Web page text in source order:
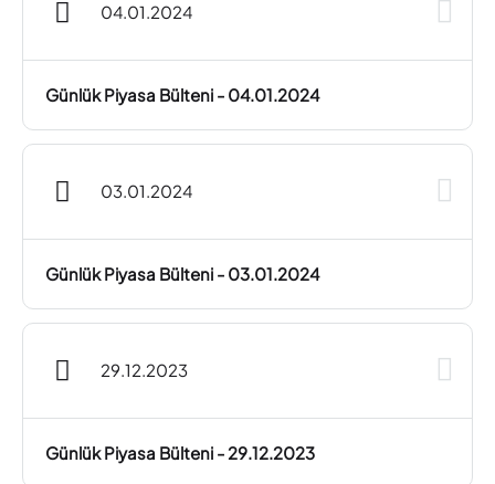
04.01.2024
Günlük Piyasa Bülteni - 04.01.2024
03.01.2024
Günlük Piyasa Bülteni - 03.01.2024
29.12.2023
Günlük Piyasa Bülteni - 29.12.2023